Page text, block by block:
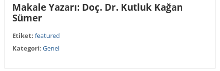
Makale Yazarı: Doç. Dr. Kutluk Kağan
Sümer
Etiket: featured
Kategori:Genel